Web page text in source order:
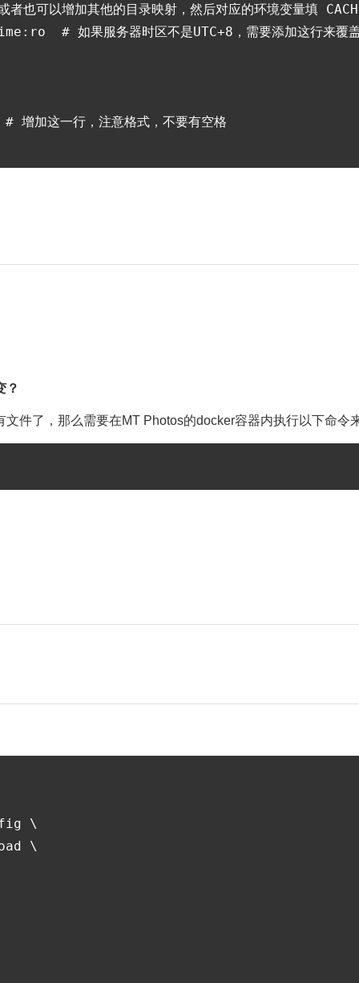
可以增加其他的目录映射，然后对应的环境变量填
# 如果服务器时区不是UTC+8，需要添加这行来覆盖
加这一行，注意格式，不要有空格
？
件了，那么需要在MT Photos的docker容器内执行以下命令
\
\